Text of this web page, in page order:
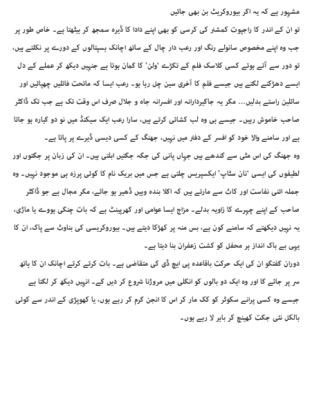
مشہور ہے کہ یہ اگر بیوروکریٹ بن بھی جائیں
تو ان کے اندر کا راجپوت کمشنر کی کرسی کو بھی اپنے دادا کا ڈیرہ سمجھ کر بیٹھتا ہے۔ خاص طور پر
جب وہ اپنے مخصوص سانولے رنگ اور رعب دار چال کے ساتھ اچانک ہسپتالوں کے دورے پر نکلتے ہیں،
تو دور سے آتے ہوئے کسی کلاسک فلم کے تگڑے ‘ولن’کا گمان ہوتا ہے جنہیں دیکھ کر عملے کے دل
ایسے دھڑکنے لگتے ہیں جیسے فلم کا آخری سین چل رہا ہو۔ رعب ایسا کہ ماتحت فائلیں چھپائیں اور
سائلین راستے بدلیں… مگر یہ جاگیردارانہ اور افسرانہ جاہ و جلال صرف اس وقت تک ہے جب تک ڈاکٹر
صاحب خاموش رہیں۔ جیسے ہی وہ لب کشائی کرتے ہیں، سارا رعب ایک سیکنڈ میں نو دو گیارہ ہو جاتا
ہے اور سامنے والا خود کو افسر کے دفتر میں نہیں، جھنگ کے کسی دیسی ڈیرے پر پاتا ہے۔
وہ جھنگ کی اس مٹی سے گندھے ہیں جہاں پانی کی جگہ جگتیں ابلتی ہیں۔ ان کی زبان پر جگتوں اور
لطیفوں کی ایسی ‘نان سٹاپ’ ایکسپریس چلتی ہے جس میں بریک نام کا کوئی پرزہ ہی موجود نہیں۔ وہ
جملہ اتنی نفاست اور کاٹ سے مارتے ہیں کہ اگلا بندہ وہیں ڈھیر ہو جائے، مگر مجال ہے جو ڈاکٹر
صاحب کے اپنے چہرے کا زاویہ بدلے۔ مزاج ایسا عوامی اور کھرپینٹ ہے کہ بات چنگی ہووے یا ماڑی،
یہ نہیں دیکھتے کہ سامنے کون ہے، بس منہ پر کھڑکا دیتے ہیں۔ بیوروکریسی کی بناوٹ سے پاک، ان کا
یہی بے باک انداز ہر محفل کو کشت زعفران بنا دیتا ہے۔
دوران گفتگو ان کی ایک حرکت باقاعدہ پی ایچ ڈی کی متقاضی ہے۔ بات کرتے کرتے اچانک ان کا ہاتھ
سر پر جائے گا اور وہ ایک دو بالوں کو انگلی میں مروڑنا شروع کر دیں گے۔ انہیں دیکھ کر لگتا ہے
جیسے وہ کسی پرانے سکوٹر کو کک مار کر اس کا انجن گرم کر رہے ہوں، یا کھوپڑی کے اندر سے کوئی
بالکل نئی جگت کھینچ کر باہر لا رہے ہوں۔